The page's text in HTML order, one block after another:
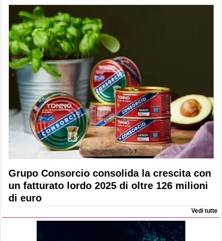
Grupo Consorcio consolida la crescita con
un fatturato lordo 2025 di oltre 126 milioni
di euro
Vedi tutte